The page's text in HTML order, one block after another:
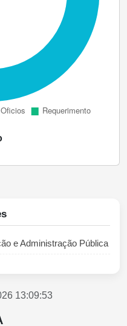
e Administração Pública
13:09:53